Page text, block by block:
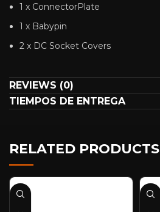
1 x ConnectorPlate
1 x Babypin
2 x DC Socket Covers
REVIEWS (0)
TIEMPOS DE ENTREGA
RELATED PRODUCTS